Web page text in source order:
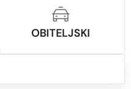
OBITELJSKI